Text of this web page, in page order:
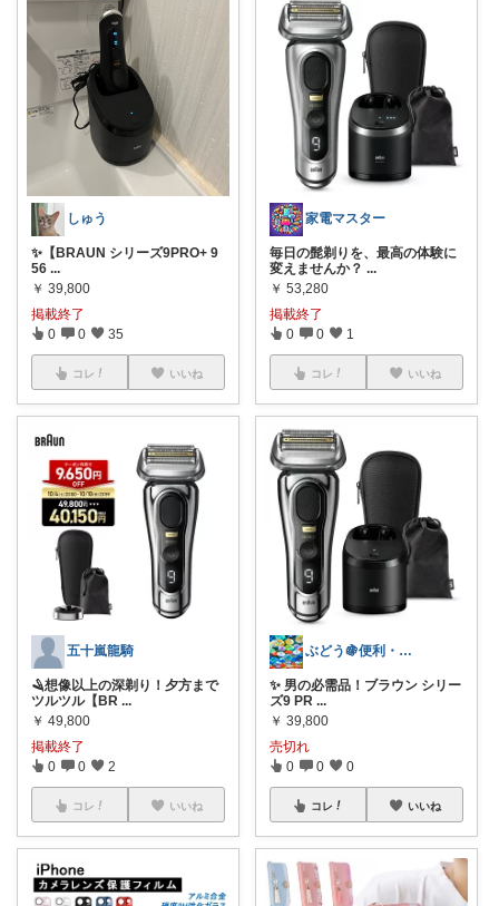
しゅう
✨【BRAUN シリーズ9PRO+ 9
56 ...
￥ 39,800
掲載終了
0 0 35
コレ いいね
五十嵐龍騎
🪒想像以上の深剃り！夕方まで
ツルツル【BR ...
￥ 49,800
掲載終了
0 0 2
コレ いいね
家電マスター
毎日の髭剃りを、最高の体験に
変えませんか？ ...
￥ 53,280
掲載終了
0 0 1
コレ いいね
ぶどう🍇便利・おすすめ商品を紹介🎵
✨ 男の必需品！ブラウン シリー
ズ9 PR ...
￥ 39,800
売切れ
0 0 0
コレ いいね